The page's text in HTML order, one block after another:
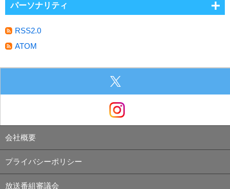
パーソナリティ
RSS2.0
ATOM
会社概要
プライバシーポリシー
放送番組審議会